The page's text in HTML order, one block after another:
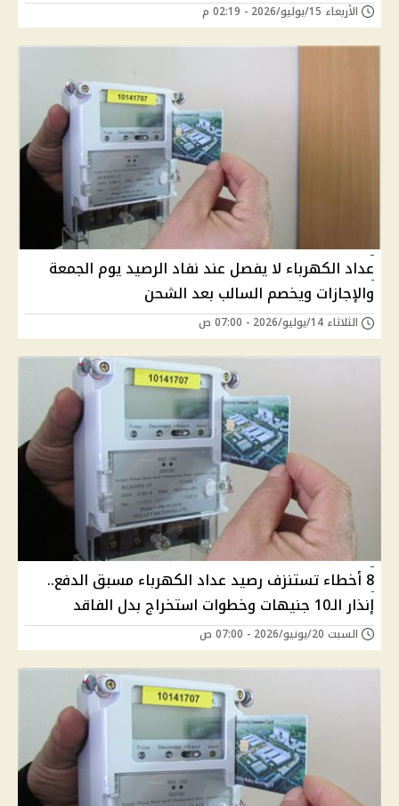
الأربعاء 15/يوليو/2026 - 02:19 م
عداد الكهرباء لا يفصل عند نفاد الرصيد يوم الجمعة
والإجازات ويخصم السالب بعد الشحن
الثلاثاء 14/يوليو/2026 - 07:00 ص
8 أخطاء تستنزف رصيد عداد الكهرباء مسبق الدفع..
إنذار الـ10 جنيهات وخطوات استخراج بدل الفاقد
السبت 20/يونيو/2026 - 07:00 ص